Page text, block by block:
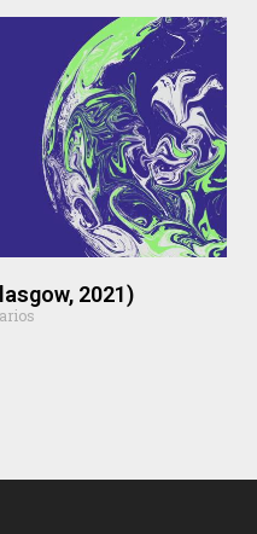
2021)